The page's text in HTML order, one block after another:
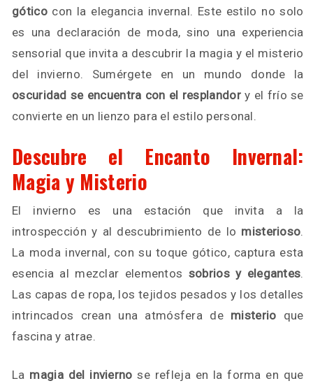
góticocon la elegancia invernal. Este estilo no solo
es una declaración de moda, sino una experiencia
sensorial que invita a descubrir la magia y el misterio
del invierno. Sumérgete en un mundo donde la
oscuridad se encuentra con el resplandory el frío se
convierte en un lienzo para el estilo personal.
Descubre el Encanto Invernal:
Magia y Misterio
El invierno es una estación que invita a la
introspección y al descubrimiento de lo misterioso.
La moda invernal, con su toque gótico, captura esta
esencia al mezclar elementos sobrios y elegantes.
Las capas de ropa, los tejidos pesados y los detalles
intrincados crean una atmósfera de misterio que
fascina y atrae.
La magia del invierno se refleja en la forma en que